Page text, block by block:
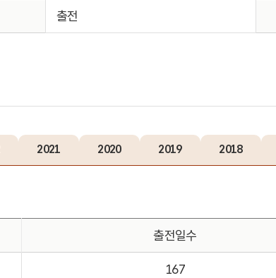
출전
2021 2020 2019 2018
출전일수
167